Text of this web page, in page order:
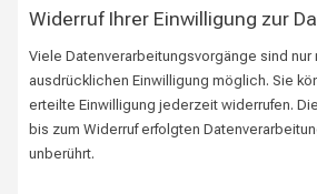
Widerruf Ihrer Einwilligung zur
Viele Datenverarbeitungsvorgänge sind nur
ausdrücklichen Einwilligung möglich. Sie
erteilte Einwilligung jederzeit widerrufen.
bis zum Widerruf erfolgten
unberührt.